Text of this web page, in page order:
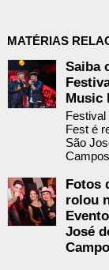
MATÉRIAS
Saiba
Music
Festival
Fest é
São
Fotos
rolou
José